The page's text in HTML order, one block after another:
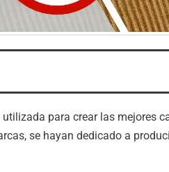
para crear las mejores
se hayan dedicado a